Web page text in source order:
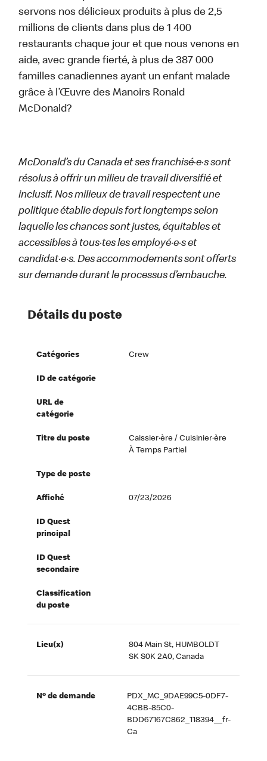
servons nos délicieux produits à plus de 2,5
millions de clients dans plus de 1 400
restaurants chaque jour et que nous venons en
aide, avec grande fierté, à plus de 387 000
familles canadiennes ayant un enfant malade
grâce à l’Œuvre des Manoirs Ronald
McDonald?
McDonald’s du Canada et ses franchisé·e·s sont
résolus à offrir un milieu de travail diversifié et
inclusif. Nos milieux de travail respectent une
politique établie depuis fort longtemps selon
laquelle les chances sont justes, équitables et
accessibles à tous·tes les employé·e·s et
candidat·e·s. Des accommodements sont offerts
sur demande durant le processus d’embauche.
Détails du poste
Catégories Crew
ID de catégorie
URL de
catégorie
Titre du poste
Caissier·ère / Cuisinier·ère
À Temps Partiel
Type de poste
Affiché 07/23/2026
ID Quest
principal
ID Quest
secondaire
Classification
du poste
Lieu(x)
804 Main St, HUMBOLDT
SK S0K 2A0, Canada
Nº de demande
PDX_MC_9DAE99C5-0DF7-
4CBB-85C0-
BDD67167C862_118394__fr-
Ca